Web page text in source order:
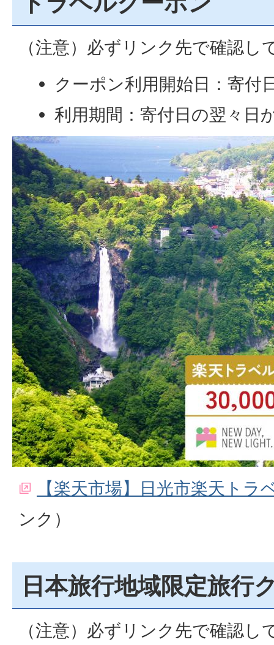
（注意）必ずリンク先で確認し
クーポン利用開始日：寄付
利用期間：寄付日の翌々日
【楽天市場】日光市楽天トラ
ンク）
日本旅行地域限定旅行
（注意）必ずリンク先で確認し